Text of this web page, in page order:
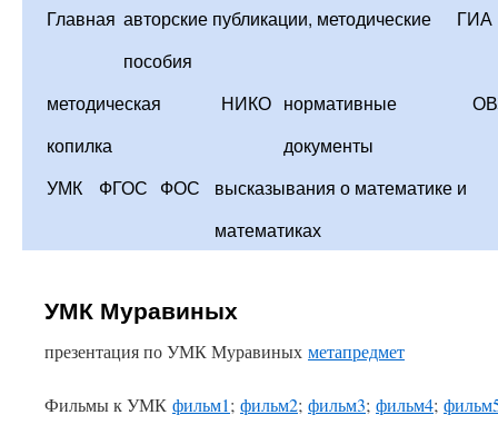
Главная авторские публикации, методические
пособия
ГИА
методическая
копилка
НИКО нормативные
документы
УМК ФГОС ФОС
высказывания о математике и
математиках
УМК Муравиных
презентация по УМК Муравиных метапредмет
Фильмы к УМК фильм1; фильм2; фильм3; фильм4;